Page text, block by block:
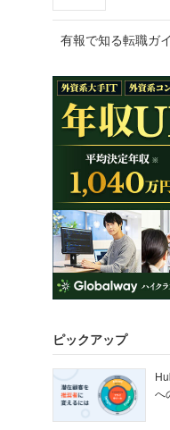
有報で知る転職ガ
ピックアップ
へ